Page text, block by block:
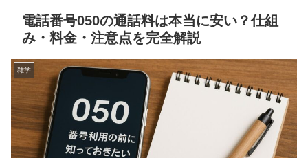
電話番号050の通話料は本当に安い？仕組
み・料金・注意点を完全解説
雑学